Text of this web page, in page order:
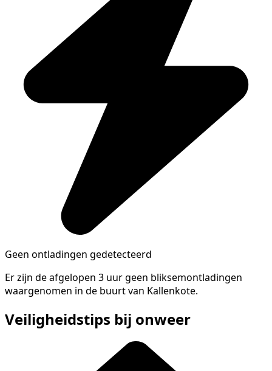
Geen ontladingen gedetecteerd
Er zijn de afgelopen 3 uur geen bliksemontladingen
waargenomen in de buurt van Kallenkote.
Veiligheidstips bij onweer